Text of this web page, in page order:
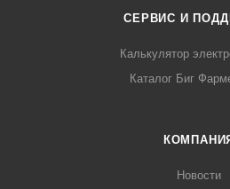
СЕРВИС И
Калькулятор
Каталог Биг
Новости